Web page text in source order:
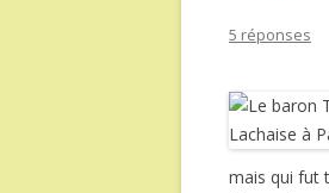
5 réponses
mais qui fut